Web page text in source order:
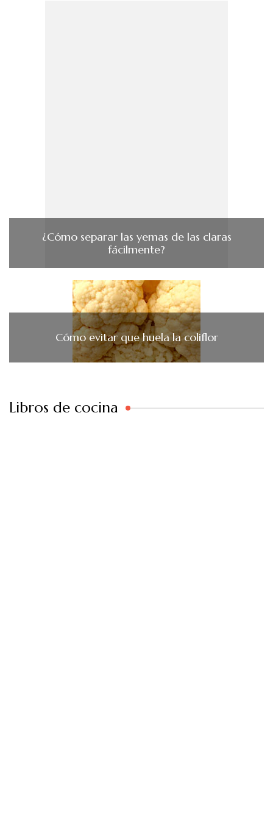
¿Cómo separar las yemas de las claras
fácilmente?
Cómo evitar que huela la coliflor
Libros de cocina